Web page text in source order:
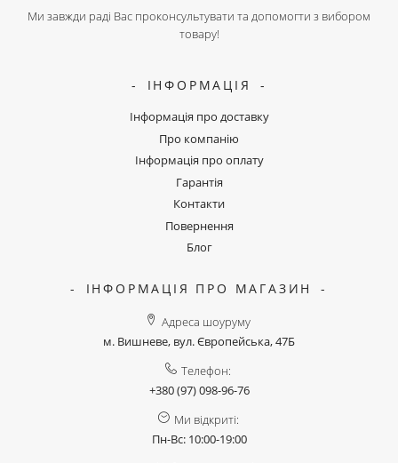
Ми завжди раді Вас проконсультувати та допомогти з вибором
товару!
ІНФОРМАЦІЯ
Інформація про доставку
Про компанію
Інформація про оплату
Гарантія
Контакти
Повернення
Блог
ІНФОРМАЦІЯ ПРО МАГАЗИН
Адреса шоуруму
м. Вишневе, вул. Європейська, 47Б
Телефон:
+380 (97) 098-96-76
Ми відкриті:
Пн-Вс: 10:00-19:00